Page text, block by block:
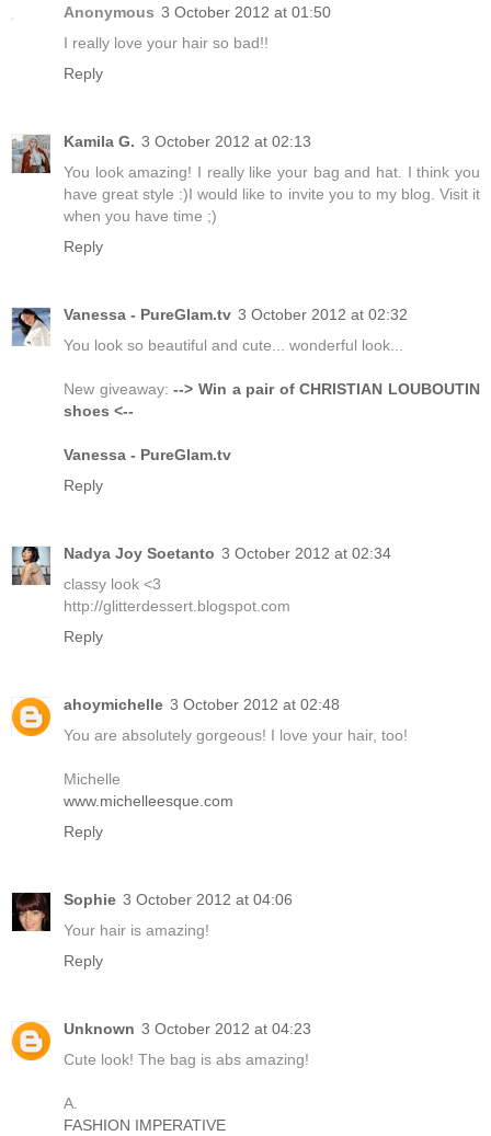
Anonymous 3 October 2012 at 01:50
I really love your hair so bad!!
Reply
Kamila G. 3 October 2012 at 02:13
You look amazing! I really like your bag and hat. I think you
have great style :)I would like to invite you to my blog. Visit it
when you have time ;)
Reply
Vanessa - PureGlam.tv 3 October 2012 at 02:32
You look so beautiful and cute... wonderful look...
New giveaway:--> Win a pair of CHRISTIAN LOUBOUTIN
shoes <--
Vanessa - PureGlam.tv
Reply
Nadya Joy Soetanto 3 October 2012 at 02:34
classy look <3
http://glitterdessert.blogspot.com
Reply
ahoymichelle 3 October 2012 at 02:48
You are absolutely gorgeous! I love your hair, too!
Michelle
www.michelleesque.com
Reply
Sophie 3 October 2012 at 04:06
Your hair is amazing!
Reply
Unknown 3 October 2012 at 04:23
Cute look! The bag is abs amazing!
A.
FASHION IMPERATIVE